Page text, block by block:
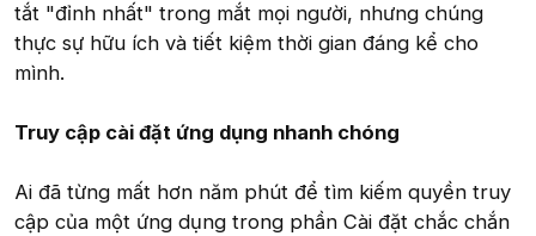
tắt "đỉnh nhất" trong mắt mọi người, nhưng chúng
thực sự hữu ích và tiết kiệm thời gian đáng kể cho
mình.
Truy cập cài đặt ứng dụng nhanh chóng
Ai đã từng mất hơn năm phút để tìm kiếm quyền truy
cập của một ứng dụng trong phần Cài đặt chắc chắn